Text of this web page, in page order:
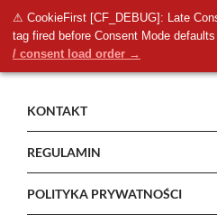
⚠ CookieFirst [CF_DEBUG]: Late
tag fired before Consent Mode
/ consent load order →
KONTAKT
REGULAMIN
POLITYKA PRYWATNOŚCI